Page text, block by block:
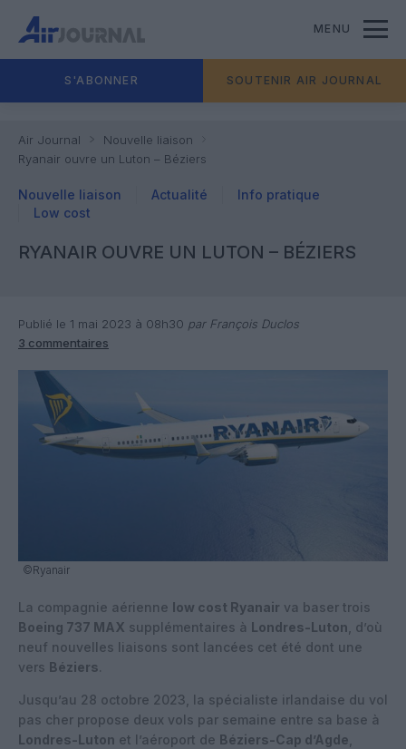
MENU
S'ABONNER SOUTENIR AIR JOURNAL
Air Journal
Nouvelle liaison
Ryanair ouvre un Luton – Béziers
Nouvelle liaison Actualité
Info pratique
Low cost
RYANAIR OUVRE UN LUTON – BÉZIERS
Publié le 1 mai 2023 à 08h30 par François Duclos
3 commentaires
©Ryanair
La compagnie aérienne low cost Ryanair va baser trois
Boeing 737 MAX supplémentaires à Londres-Luton , d’où
neuf nouvelles liaisons sont lancées cet été dont une
vers Béziers.
Jusqu’au 28 octobre 2023, la spécialiste irlandaise du vol
pas cher propose deux vols par semaine entre sa base à
Londres-Luton et l’aéroport de Béziers-Cap d’Agde